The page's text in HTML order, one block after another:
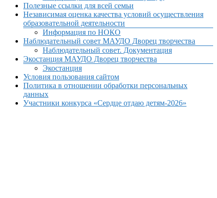
Полезные ссылки для всей семьи
Независимая оценка качества условий осуществления
образовательной деятельности
Информация по НОКО
Наблюдательный совет МАУДО Дворец творчества
Наблюдательный совет. Документация
Экостанция МАУДО Дворец творчества
Экостанция
Условия пользования сайтом
Политика в отношении обработки персональных
данных
Участники конкурса «Сердце отдаю детям-2026»